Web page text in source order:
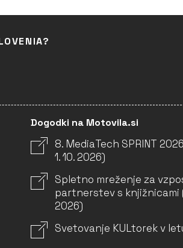
Dogodki na Motovila.si
8. MediaTech SPRINT
1. 10. 2026)
Spletno mreženje za
partnerstev s knjižnicami
2026)
Svetovanje KULtorek v